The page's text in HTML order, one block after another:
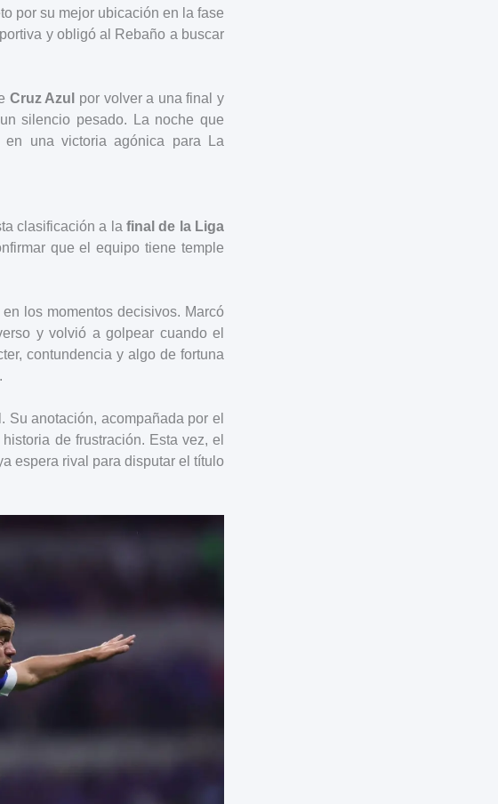
por su mejor ubicación en la fase
y obligó al Rebaño a buscar
Cruz Azul
por volver a una final y
silencio pesado. La noche que
en una victoria agónica para La
clasificación a lafinal de la Liga
que el equipo tiene temple
los momentos decisivos. Marcó
y volvió a golpear cuando el
contundencia y algo de fortuna
anotación, acompañada por el
de frustración. Esta vez, el
espera rival para disputar el título